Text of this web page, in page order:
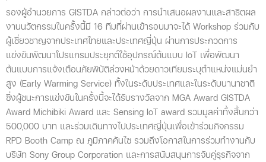
รองผู้อำนวยการ GISTDA กล่าวต่อว่า การนำเสนอผลงานและสาธิตผล
งานนวัตกรรมในครั้งนี้มี 16 ทีมที่ผ่านเข้ารอบมาจะได้ Workshop ร่วมกับ
ผู้เชี่ยวชาญจากประเทศไทยและประเทศญี่ปุ่น ผ่านการประกวดการ
แข่งขันพัฒนาโปรแกรมประยุกต์ใช้อุปกรณ์ต้นแบบ IoT เพื่อพัฒนา
ต้นแบบการแจ้งเตือนภัยพิบัติล่วงหน้าด้วยดาวเทียมระบุตำแหน่งแม่นยำ
สูง (Early Warming Service) ทั้งในระดับประเทศและในระดับนานาชาติ
ซึ่งผู้ชนะการแข่งขันในครั้งนี้จะได้รับรางวัลจาก MGA Award GISTDA
Award Michibiki Award และ Sensing IoT award รวมมูลค่าทั้งสิ้นกว่า
500,000 บาท และร่วมเดินทางไปประเทศญี่ปุ่นเพื่อเข้าร่วมกิจกรรม
RPD Booth Camp ณ ภูมิภาคคันไซ รวมถึงโอกาสในการร่วมทำงานกับ
บริษัท Sony Group Corporation และการสนับสนุนการจับคู่ธุรกิจจาก